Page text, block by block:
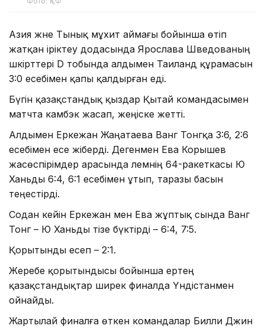
Азия және Тынық мұхит аймағы бойынша өтіп
жатқан іріктеу додасында Ярослава Шведованың
шәкірттері D тобында алдымен Таиланд құрамасын
3:0 есебімен қапы қалдырған еді.
Бүгін қазақстандық қыздар Қытай командасымен
матчта камбэк жасап, жеңіске жетті.
Алдымен Еркежан Жаңатаева Ванг Тонгқа 3:6, 2:6
есебімен есе жіберді. Дегенмен Ева Корышев
жасөспірімдер арасында әлемнің 64-ракеткасы Ю
Ханьды 6:4, 6:1 есебімен ұтып, таразы басын
теңестірді.
Содан кейін Еркежан мен Ева жұптық сында Ванг
Тонг – Ю Ханьды тізе бүктірді – 6:4, 7:5.
Қорытынды есеп – 2:1.
Жеребе қорытындысы бойынша ертең
қазақстандықтар ширек финалда Үндістанмен
ойнайды.
Жартылай финалға өткен командалар Билли Джин